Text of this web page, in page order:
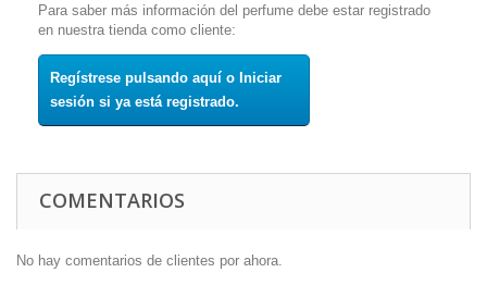
Para saber más información del perfume debe estar registrado
en nuestra tienda como cliente:
Regístrese pulsando aquí o Iniciar
sesión si ya está registrado.
COMENTARIOS
No hay comentarios de clientes por ahora.